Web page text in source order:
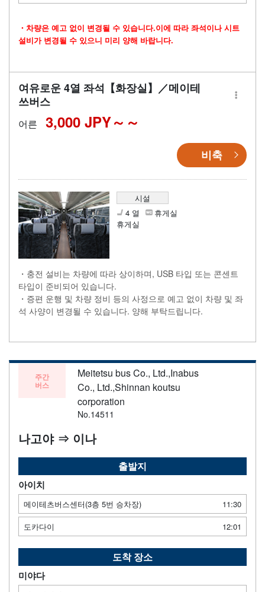
・차량은 예고 없이 변경될 수 있습니다.이에 따라 좌석이나 시트
설비가 변경될 수 있으니 미리 양해 바랍니다.
여유로운 4열 좌석【화장실】／메이테
쓰버스
어른 3,000 JPY～
비축
시설
4 열
휴게실
휴게실
・충전 설비는 차량에 따라 상이하며, USB 타입 또는 콘센트
타입이 준비되어 있습니다.
・증편 운행 및 차량 정비 등의 사정으로 예고 없이 차량 및 좌
석 사양이 변경될 수 있습니다. 양해 부탁드립니다.
주간
버스
Meitetsu bus Co., Ltd.,Inabus
Co., Ltd.,Shinnan koutsu
corporation
No.14511
나고야 ⇒ 이나
출발지
아이치
메이테츠버스센터(3층 5번 승차장)
11:30
도카다이
12:01
도착 장소
미야다